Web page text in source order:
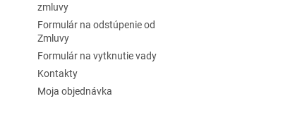
zmluvy
Formulár na odstúpenie od
Zmluvy
Formulár na vytknutie vady
Kontakty
Moja objednávka